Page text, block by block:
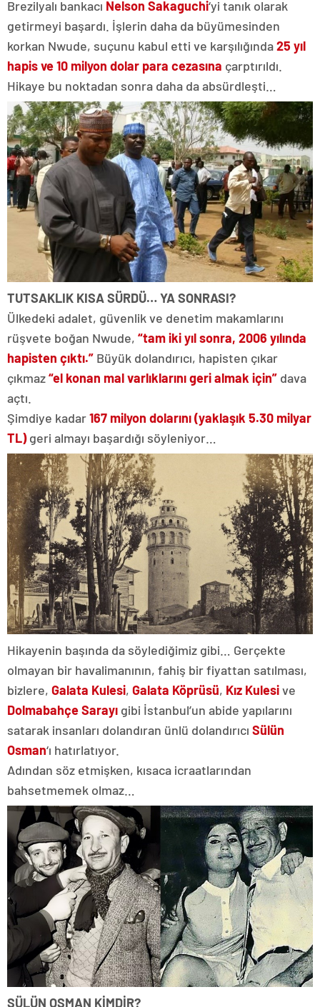
Brezilyalı bankacı Nelson Sakaguchi‘yi tanık olarak
getirmeyi başardı. İşlerin daha da büyümesinden
korkan Nwude, suçunu kabul etti ve karşılığında25 yıl
hapis ve 10 milyon dolar para cezasına çarptırıldı.
Hikaye bu noktadan sonra daha da absürdleşti…
TUTSAKLIK KISA SÜRDÜ… YA SONRASI?
Ülkedeki adalet, güvenlik ve denetim makamlarını
rüşvete boğan Nwude, “tam iki yıl sonra, 2006 yılında
hapisten çıktı.” Büyük dolandırıcı, hapisten çıkar
çıkmaz“el konan mal varlıklarını geri almak için” dava
açtı.
Şimdiye kadar167 milyon dolarını (yaklaşık 5.30 milyar
TL)geri almayı başardığı söyleniyor…
Hikayenin başında da söylediğimiz gibi… Gerçekte
olmayan bir havalimanının, fahiş bir fiyattan satılması,
bizlere, Galata Kulesi, Galata Köprüsü, Kız Kulesive
Dolmabahçe Sarayı gibi İstanbul’un abide yapılarını
satarak insanları dolandıran ünlü dolandırıcı Sülün
Osman‘ı hatırlatıyor.
Adından söz etmişken, kısaca icraatlarından
bahsetmemek olmaz…
SÜLÜN OSMAN KİMDİR?